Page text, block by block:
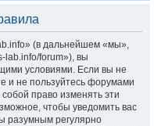
(в дальнейшем «мы»,
lab.info/forum»), вы
условиями. Если вы не
и не пользуйтесь форумами
право изменять эти
чтобы уведомить вас
разумным регулярно